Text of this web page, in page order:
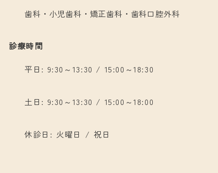
歯科・小児歯科・矯正歯科・歯科口腔外科
診療時間
平日: 9:30～13:30 / 15:00～18:30
土日: 9:30～13:30 / 15:00～18:00
休診日: 火曜日 / 祝日